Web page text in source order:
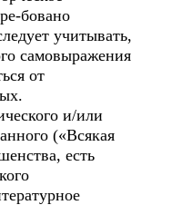
бовано
учитывать,
самовыражения
от
и/или
(«Всякая
есть